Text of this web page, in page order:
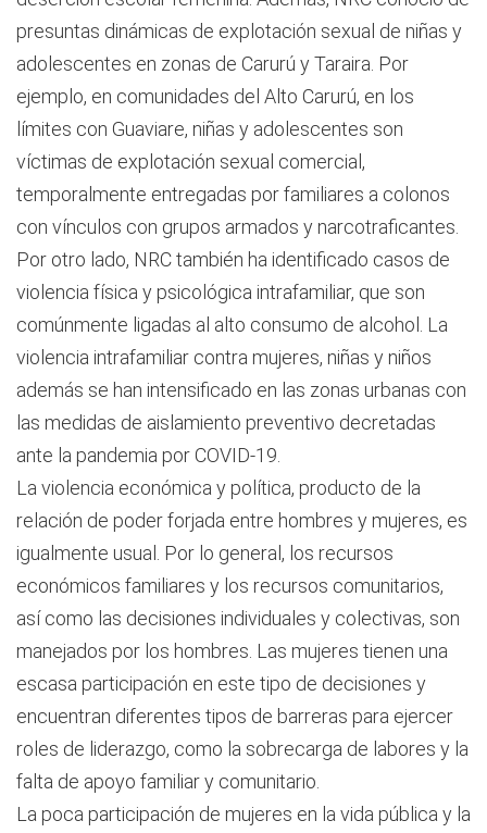
presuntas dinámicas de explotación sexual de niñas y
adolescentes en zonas de Carurú y Taraira. Por
ejemplo, en comunidades del Alto Carurú, en los
límites con Guaviare, niñas y adolescentes son
víctimas de explotación sexual comercial,
temporalmente entregadas por familiares a colonos
con vínculos con grupos armados y narcotraficantes.
Por otro lado, NRC también ha identificado casos de
violencia física y psicológica intrafamiliar, que son
comúnmente ligadas al alto consumo de alcohol. La
violencia intrafamiliar contra mujeres, niñas y niños
además se han intensificado en las zonas urbanas con
las medidas de aislamiento preventivo decretadas
ante la pandemia por COVID-19.
La violencia económica y política, producto de la
relación de poder forjada entre hombres y mujeres, es
igualmente usual. Por lo general, los recursos
económicos familiares y los recursos comunitarios,
así como las decisiones individuales y colectivas, son
manejados por los hombres. Las mujeres tienen una
escasa participación en este tipo de decisiones y
encuentran diferentes tipos de barreras para ejercer
roles de liderazgo, como la sobrecarga de labores y la
falta de apoyo familiar y comunitario.
La poca participación de mujeres en la vida pública y la